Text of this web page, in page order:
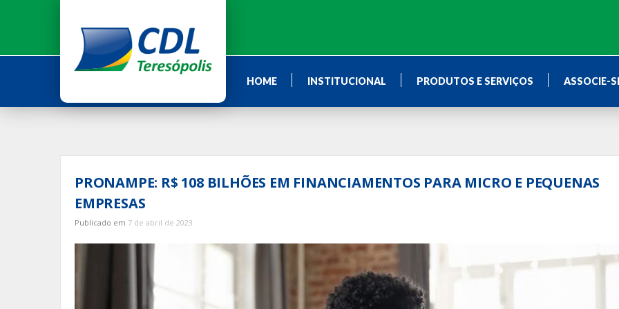
conteúdo
HOME INSTITUCIONAL PRODUTOS E SERVIÇOS ASSOCIE-
PRONAMPE: R$ 108 BILHÕES EM FINANCIAMENTOS PARA MICRO E PEQUENAS
EMPRESAS
Publicado em 7 de abril de 2023